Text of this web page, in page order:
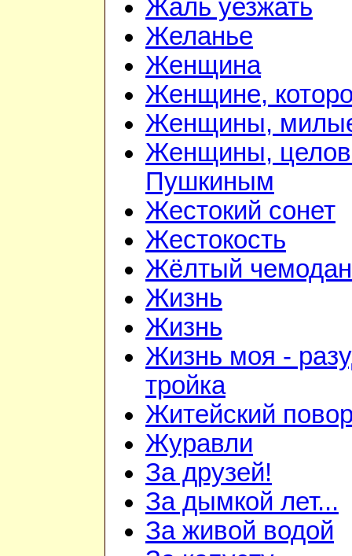
Жаль уезжать
Желанье
Женщина
Женщине,
Женщины,
Женщины,
Пушкиным
Жестокий сонет
Жестокость
Жёлтый
Жизнь
Жизнь
Жизнь моя -
тройка
Житейский
Журавли
За друзей!
За дымкой лет...
За живой водой